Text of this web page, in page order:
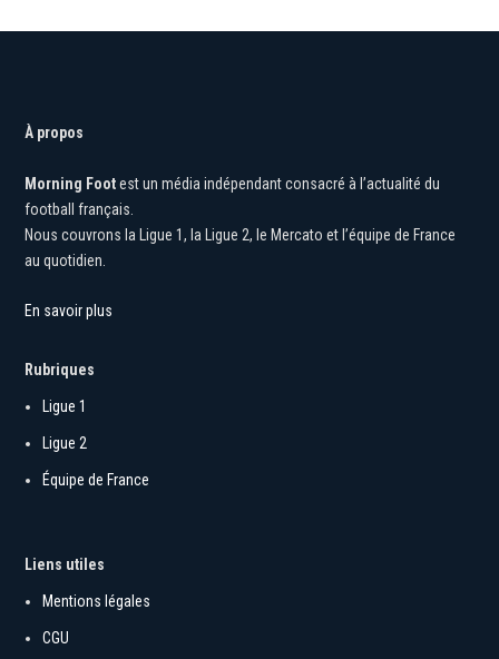
À propos
Morning Foot
est un média indépendant consacré à l’actualité du
football français.
Nous couvrons la Ligue 1, la Ligue 2, le Mercato et l’équipe de France
au quotidien.
En savoir plus
Rubriques
Ligue 1
Ligue 2
Équipe de France
Mentions légales